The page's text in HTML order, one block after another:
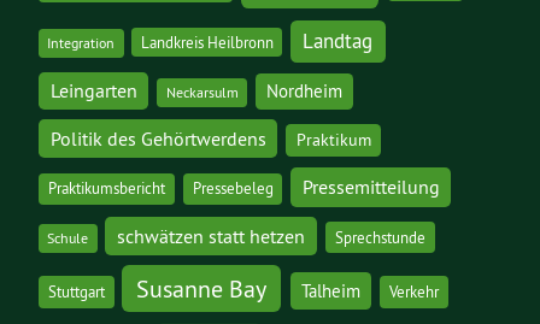
Integration Landkreis Heilbronn Landtag
Leingarten Neckarsulm Nordheim
Politik des Gehörtwerdens Praktikum
Praktikumsbericht Pressebeleg Pressemitteilung
Schule schwätzen statt hetzen Sprechstunde
Stuttgart Susanne Bay Talheim Verkehr